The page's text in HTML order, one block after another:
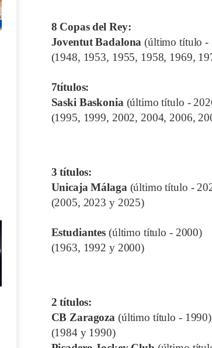
8 Copas del Rey:
Joventut Badalona (último título -
(1948, 1953, 1955, 1958, 1969,
7títulos:
Saski Baskonia (último título -
(1995, 1999, 2002, 2004, 2006,
3 títulos:
Unicaja Málaga (último título -
(2005, 2023 y 2025)
Estudiantes (último título - 2000)
(1963, 1992 y 2000)
2 títulos:
CB Zaragoza (último título - 1990)
(1984 y 1990)